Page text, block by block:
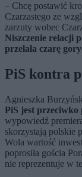
– Chcę postawić
Czarzastego ze
zarzuty wobec
Niszczenie relacji
przelała czarę
PiS kontra
Agnieszka
PiS jest
wypowiedź
skorzystają polskie
Wola wartość
poprosiła gościa
nie reprezentuje w